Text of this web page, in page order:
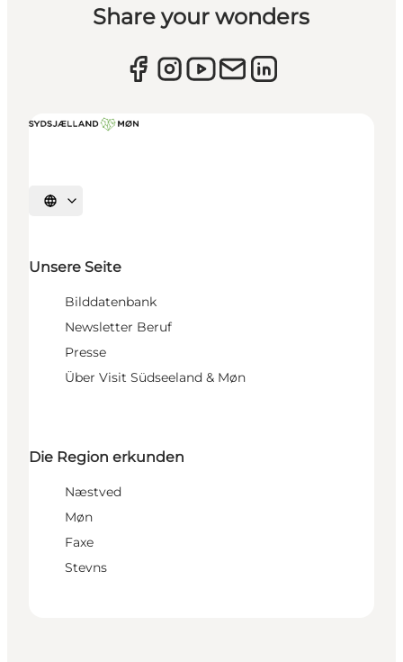
Share your wonders
Sprache auswählen
Unsere Seite
Bilddatenbank
Newsletter Beruf
Presse
Über Visit Südseeland & Møn
Die Region erkunden
Næstved
Møn
Faxe
Stevns